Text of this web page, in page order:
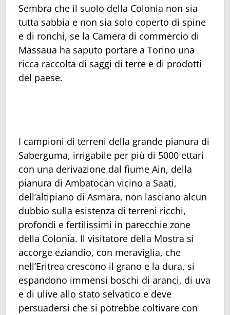
Sembra che il suolo della Colonia non sia
tutta sabbia e non sia solo coperto di spine
e di ronchi, se la Camera di commercio di
Massaua ha saputo portare a Torino una
ricca raccolta di saggi di terre e di prodotti
del paese.
I campioni di terreni della grande pianura di
Saberguma, irrigabile per più di 5000 ettari
con una derivazione dal fiume Ain, della
pianura di Ambatocan vicino a Saati,
dell’altipiano di Asmara, non lasciano alcun
dubbio sulla esistenza di terreni ricchi,
profondi e fertilissimi in parecchie zone
della Colonia. Il visitatore della Mostra si
accorge eziandio, con meraviglia, che
nell’Eritrea crescono il grano e la dura, si
espandono immensi boschi di aranci, di uva
e di ulive allo stato selvatico e deve
persuadersi che si potrebbe coltivare con